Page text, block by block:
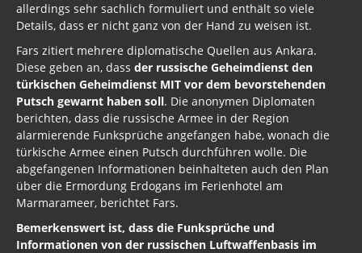
allerdings sehr sachlich formuliert und enthält so viele
Details, dass er nicht ganz von der Hand zu weisen ist.
Fars zitiert mehrere diplomatische Quellen aus Ankara.
Diese geben an, dass der russische Geheimdienst den
türkischen Geheimdienst MIT vor dem bevorstehenden
Putsch gewarnt haben soll. Die anonymen Diplomaten
berichten, dass die russische Armee in der Region
alarmierende Funksprüche angefangen habe, wonach die
türkische Armee einen Putsch durchführen wolle. Die
abgefangenen Informationen beinhalteten auch den Plan
über die Ermordung Erdogans im Ferienhotel am
Marmarameer, berichtet Fars.
Bemerkenswert ist, dass die Funksprüche und
Informationen von der russischen Luftwaffenbasis im